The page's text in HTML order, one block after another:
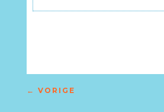
← VORIGE